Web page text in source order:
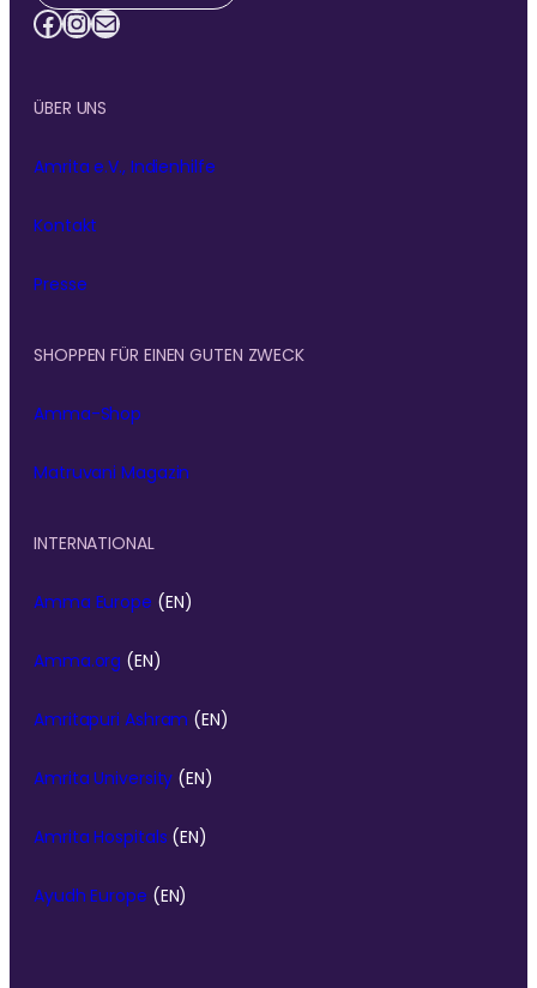
Facebook InstagramE-Mail
ÜBER UNS
Amrita e.V., Indienhilfe
Kontakt
Presse
SHOPPEN FÜR EINEN GUTEN ZWECK
Amma-Shop
Matruvani Magazin
INTERNATIONAL
Amma Europe (EN)
Amma.org (EN)
Amritapuri Ashram (EN)
Amrita University (EN)
Amrita Hospitals (EN)
Ayudh Europe (EN)